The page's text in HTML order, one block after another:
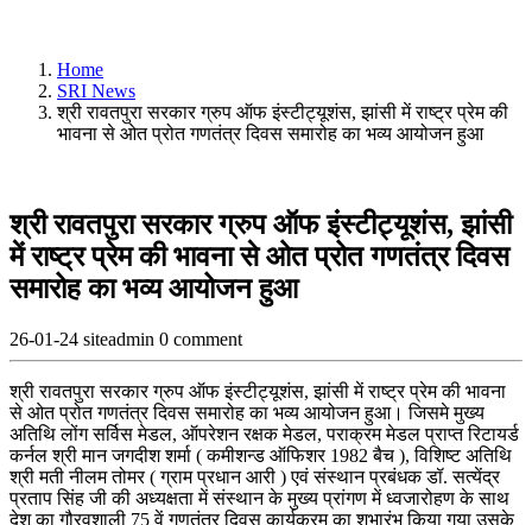
Home
SRI News
श्री रावतपुरा सरकार ग्रुप ऑफ इंस्टीट्यूशंस, झांसी में राष्ट्र प्रेम की
भावना से ओत प्रोत गणतंत्र दिवस समारोह का भव्य आयोजन हुआ
श्री रावतपुरा सरकार ग्रुप ऑफ इंस्टीट्यूशंस, झांसी
में राष्ट्र प्रेम की भावना से ओत प्रोत गणतंत्र दिवस
समारोह का भव्य आयोजन हुआ
26-01-24 siteadmin 0 comment
श्री रावतपुरा सरकार ग्रुप ऑफ इंस्टीट्यूशंस, झांसी में राष्ट्र प्रेम की भावना
से ओत प्रोत गणतंत्र दिवस समारोह का भव्य आयोजन हुआ। जिसमे मुख्य
अतिथि लोंग सर्विस मेडल, ऑपरेशन रक्षक मेडल, पराक्रम मेडल प्राप्त रिटायर्ड
कर्नल श्री मान जगदीश शर्मा ( कमीशन्ड ऑफिशर 1982 बैच ), विशिष्ट अतिथि
श्री मती नीलम तोमर ( ग्राम प्रधान आरी ) एवं संस्थान प्रबंधक डॉ. सत्येंद्र
प्रताप सिंह जी की अध्यक्षता में संस्थान के मुख्य प्रांगण में ध्वजारोहण के साथ
देश का गौरवशाली 75 वें गणतंत्र दिवस कार्यक्रम का शुभारंभ किया गया उसके